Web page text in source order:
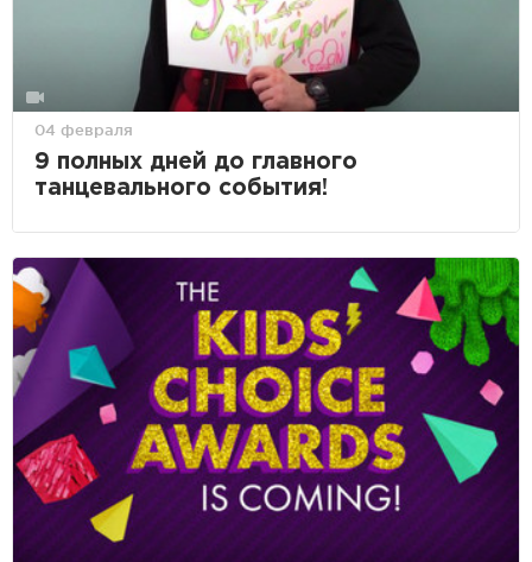
04 февраля
9 полных дней до главного
танцевального события!